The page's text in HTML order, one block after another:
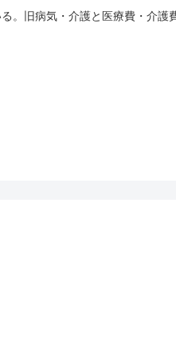
。旧病気・介護と医療費・介護